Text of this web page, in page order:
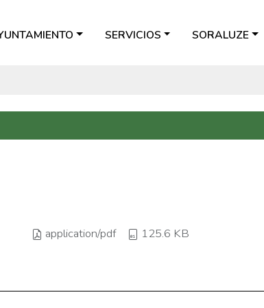
SERVICIOS SORALUZE
application/pdf 125.6 KB